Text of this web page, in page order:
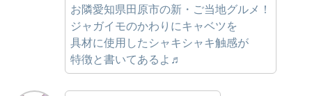
お隣愛知県田原市の新・ご当地グルメ！
ジャガイモのかわりにキャベツを
具材に使用したシャキシャキ触感が
特徴と書いてあるよ♬